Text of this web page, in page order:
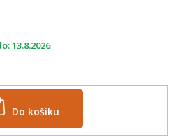
13.8.2026